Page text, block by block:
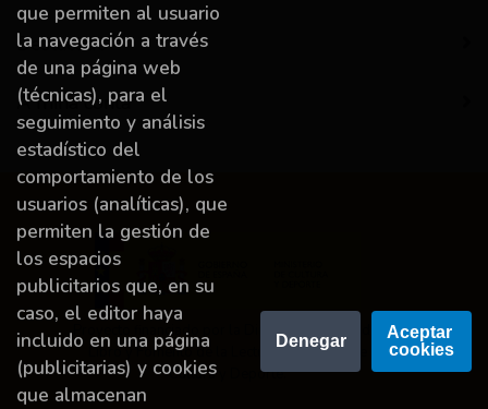
Destacado
A miña conta
Proyecto financiado por la Dirección General del
Libro y Fomento de la Lectura, Ministerio de
Cultura y Deporte.
que permiten al usuario
la navegación a través
de una página web
(técnicas), para el
seguimiento y análisis
estadístico del
comportamiento de los
usuarios (analíticas), que
permiten la gestión de
los espacios
publicitarios que, en su
caso, el editor haya
incluido en una página
(publicitarias) y cookies
que almacenan
Denegar
Aceptar
cookies